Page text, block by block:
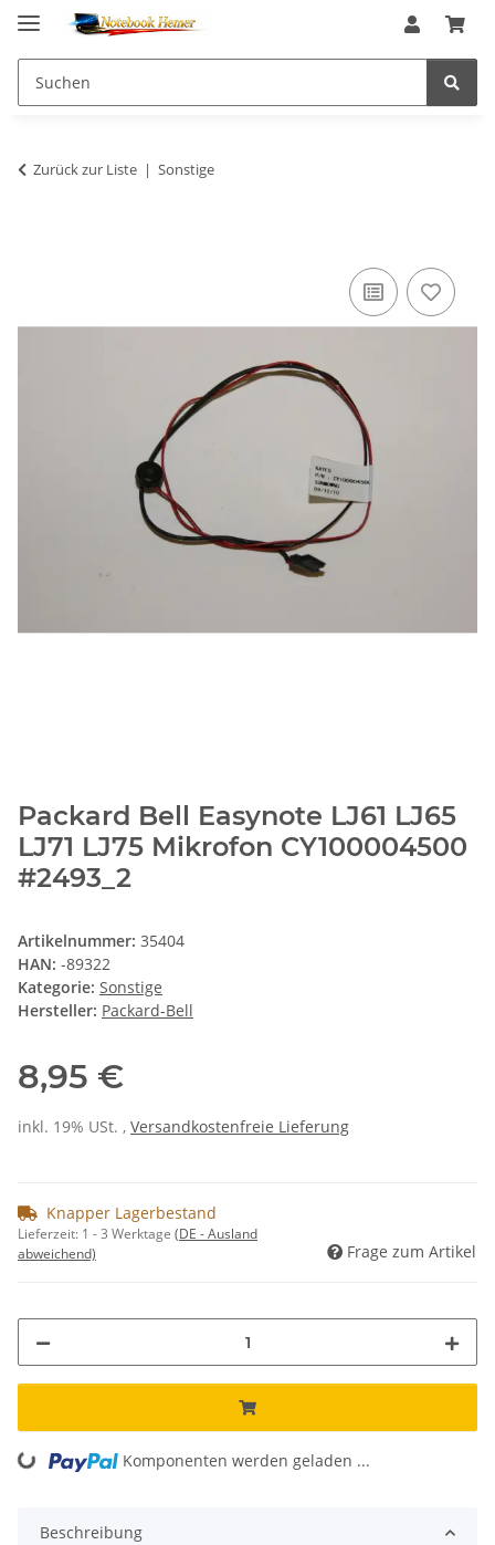
Zurück zur Liste Sonstige
Packard Bell Easynote LJ61 LJ65
LJ71 LJ75 Mikrofon CY100004500
#2493_2
Artikelnummer: 35404
HAN: -89322
Kategorie: Sonstige
Hersteller: Packard-Bell
8,95 €
inkl. 19% USt. , Versandkostenfreie Lieferung
Knapper Lagerbestand
Lieferzeit: 1 - 3 Werktage (DE - Ausland
abweichend)
Frage zum Artikel
Loading... Komponenten werden geladen ...
Beschreibung